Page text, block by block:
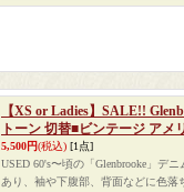
【XS or Ladies】SALE!!
トーン 切替■ビンテージ アメ
5,500円(税込) [1点]
USED 60's〜頃の「Glenbrooke」
あり、袖や下腹部、背面などに色